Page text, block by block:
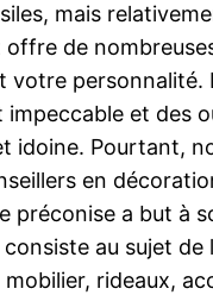
mais
de
personnalité.
et des
idoine. Pourtant,
en
préconise a but à
au sujet
rideaux,